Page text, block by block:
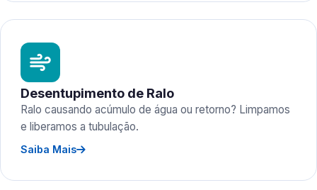
Desentupimento de Ralo
Ralo causando acúmulo de água ou retorno? Limpamos
e liberamos a tubulação.
Saiba Mais